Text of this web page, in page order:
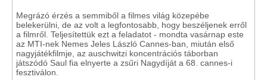
Megrázó érzés a semmiből a filmes világ közepébe
belekerülni, de az volt a legfontosabb, hogy beszéljenek erről
a filmről. Teljesítettük ezt a feladatot - mondta vasárnap este
az MTI-nek Nemes Jeles László Cannes-ban, miután első
nagyjátékfilmje, az auschwitzi koncentrációs táborban
játszódó Saul fia elnyerte a zsűri Nagydíját a 68. cannes-i
fesztiválon.